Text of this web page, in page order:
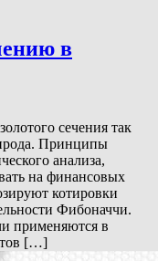
в
сечения так
Принципы
анализа,
на финансовых
котировки
Фибоначчи.
применяются в
[…]